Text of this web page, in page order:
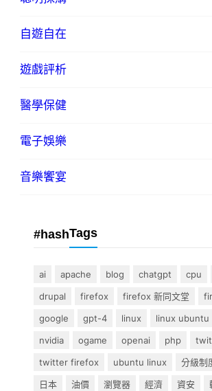
自遊自在
遊戲評析
醫學保健
電子娛樂
音樂饗宴
#hashTags
ai apache blog chatgpt cpu
drupal
firefox firefox 新同文堂
google
gpt-4 linux linux ubuntu
nvidia
ogame openai php
twitter firefox
ubuntu linux 分級制
日本
油價 瀏覽器 經濟 資安